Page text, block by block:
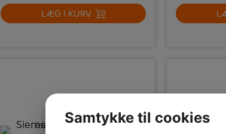
LÆG I KURV
Samtykke til cookies